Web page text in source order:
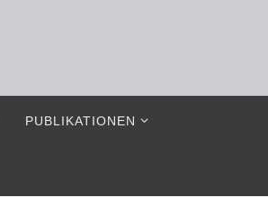
PUBLIKATIONEN